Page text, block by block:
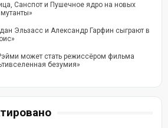
Санспот и Пушечное ядро на новых
Эльзасс и Александр Гарфин сыграют в
может стать режиссёром фильма
безумия»